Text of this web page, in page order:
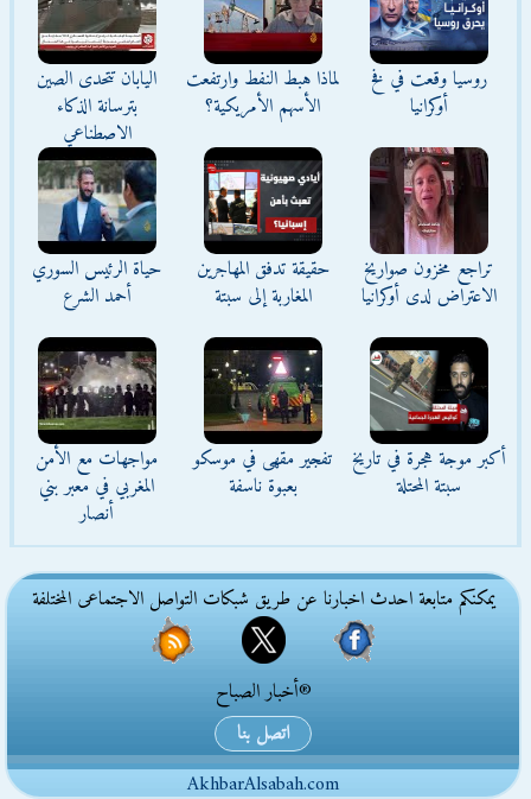
روسيا وقعت في فخ
أوكرانيا
لماذا هبط النفط وارتفعت
الأسهم الأمريكية؟
اليابان تتحدى الصين
بترسانة الذكاء
الاصطناعي
تراجع مخزون صواريخ
الاعتراض لدى أوكرانيا
حقيقة تدفق المهاجرين
المغاربة إلى سبتة
حياة الرئيس السوري
أحمد الشرع
أكبر موجة هجرة في تاريخ
سبتة المحتلة
تفجير مقهى في موسكو
بعبوة ناسفة
مواجهات مع الأمن
المغربي في معبر بني
أنصار
يمكنكم متابعة احدث اخبارنا عن طريق شبكات التواصل الاجتماعى المختلفة
®أخبار الصباح
اتصل بنا
AkhbarAlsabah.com